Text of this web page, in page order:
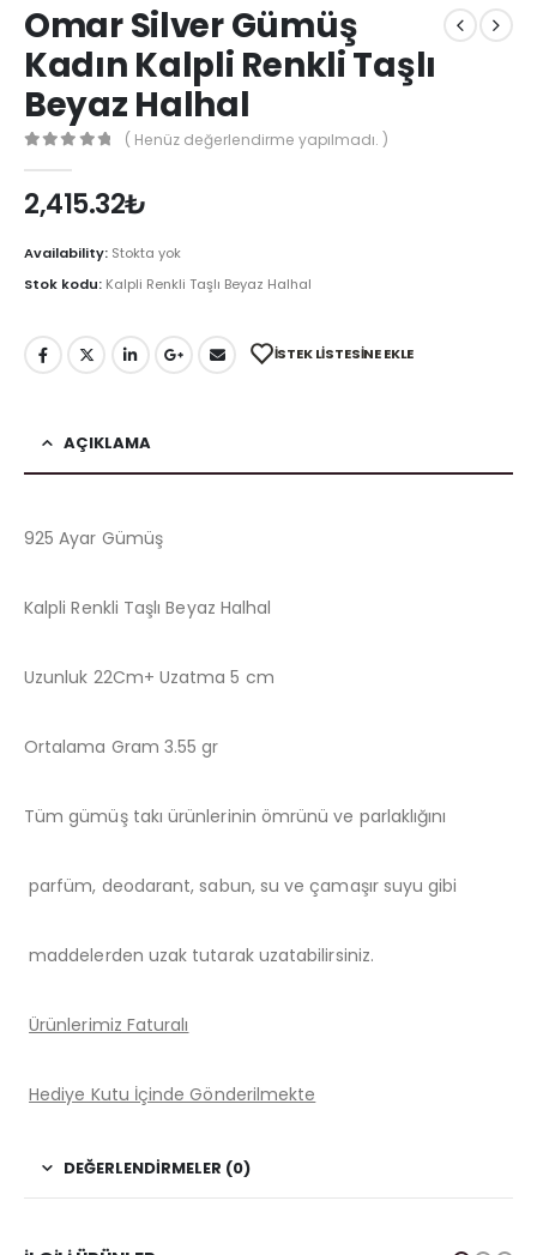
Omar Silver Gümüş
Kadın Kalpli Renkli Taşlı
Beyaz Halhal
( Henüz değerlendirme yapılmadı. )
2,415.32₺
Availability: Stokta yok
Stok kodu: Kalpli Renkli Taşlı Beyaz Halhal
İSTEK LISTESINE EKLE
AÇIKLAMA
925 Ayar Gümüş
Kalpli Renkli Taşlı Beyaz Halhal
Uzunluk 22Cm+ Uzatma 5 cm
Ortalama Gram 3.55 gr
Tüm gümüş takı ürünlerinin ömrünü ve parlaklığını
parfüm, deodarant, sabun, su ve çamaşır suyu gibi
maddelerden uzak tutarak uzatabilirsiniz.
Ürünlerimiz Faturalı
Hediye Kutu İçinde Gönderilmekte
DEĞERLENDIRMELER (0)